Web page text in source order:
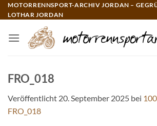
Zum
Inhalt
MOTORRENNSPORT-ARCHIV JORDAN –
LOTHAR JORDAN
FRO_018
Veröffentlicht 20. September 2025 bei
FRO_018